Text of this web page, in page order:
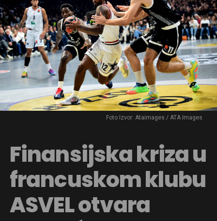
Foto Izvor: Ataimages / ATA Images
Finansijska kriza u
francuskom klubu
ASVEL otvara